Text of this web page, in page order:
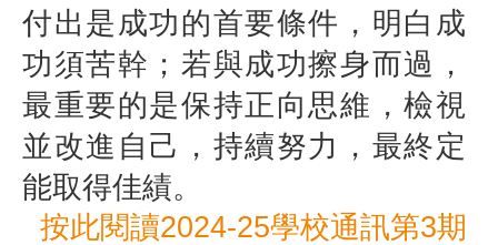
付出是成功的首要條件，明白成
功須苦幹；若與成功擦身而過，
最重要的是保持正向思維，檢視
並改進自己，持續努力，最終定
能取得佳績。
按此閱讀2024-25學校通訊第3期